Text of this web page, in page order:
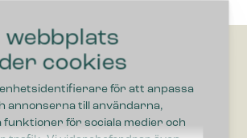
webbplats
cookies
för att anpassa
annonserna till användarna,
funktioner för sociala medier och